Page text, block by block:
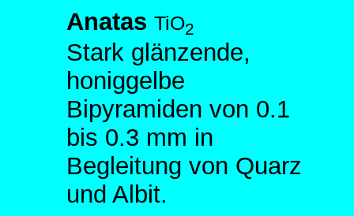
Anatas TiO2
Stark glänzende,
honiggelbe
Bipyramiden von 0.1
bis 0.3 mm in
Begleitung von Quarz
und Albit.